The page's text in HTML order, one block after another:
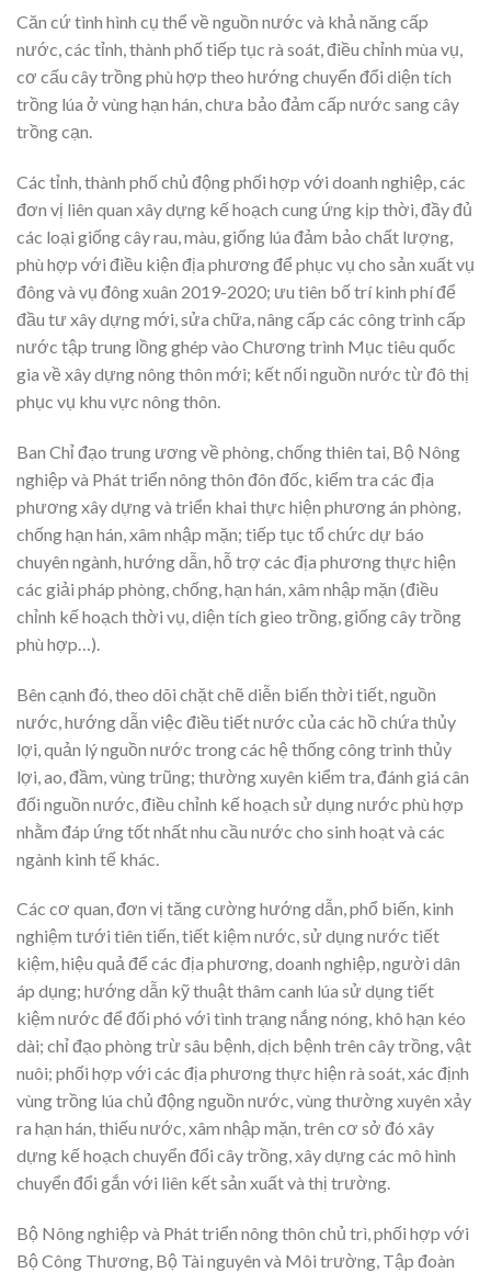
Căn cứ tình hình cụ thể về nguồn nước và khả năng cấp
nước, các tỉnh, thành phố tiếp tục rà soát, điều chỉnh mùa vụ,
cơ cấu cây trồng phù hợp theo hướng chuyển đổi diện tích
trồng lúa ở vùng hạn hán, chưa bảo đảm cấp nước sang cây
trồng cạn.
Các tỉnh, thành phố chủ động phối hợp với doanh nghiệp, các
đơn vị liên quan xây dựng kế hoạch cung ứng kịp thời, đầy đủ
các loại giống cây rau, màu, giống lúa đảm bảo chất lượng,
phù hợp với điều kiện địa phương để phục vụ cho sản xuất vụ
đông và vụ đông xuân 2019-2020; ưu tiên bố trí kinh phí để
đầu tư xây dựng mới, sửa chữa, nâng cấp các công trình cấp
nước tập trung lồng ghép vào Chương trình Mục tiêu quốc
gia về xây dựng nông thôn mới; kết nối nguồn nước từ đô thị
phục vụ khu vực nông thôn.
Ban Chỉ đạo trung ương về phòng, chống thiên tai, Bộ Nông
nghiệp và Phát triển nông thôn đôn đốc, kiểm tra các địa
phương xây dựng và triển khai thực hiện phương án phòng,
chống hạn hán, xâm nhập mặn; tiếp tục tổ chức dự báo
chuyên ngành, hướng dẫn, hỗ trợ các địa phương thực hiện
các giải pháp phòng, chống, hạn hán, xâm nhập mặn (điều
chỉnh kế hoạch thời vụ, diện tích gieo trồng, giống cây trồng
phù hợp…).
Bên cạnh đó, theo dõi chặt chẽ diễn biến thời tiết, nguồn
nước, hướng dẫn việc điều tiết nước của các hồ chứa thủy
lợi, quản lý nguồn nước trong các hệ thống công trình thủy
lợi, ao, đầm, vùng trũng; thường xuyên kiểm tra, đánh giá cân
đối nguồn nước, điều chỉnh kế hoạch sử dụng nước phù hợp
nhằm đáp ứng tốt nhất nhu cầu nước cho sinh hoạt và các
ngành kinh tế khác.
Các cơ quan, đơn vị tăng cường hướng dẫn, phổ biến, kinh
nghiệm tưới tiên tiến, tiết kiệm nước, sử dụng nước tiết
kiệm, hiệu quả để các địa phương, doanh nghiệp, người dân
áp dụng; hướng dẫn kỹ thuật thâm canh lúa sử dụng tiết
kiệm nước để đối phó với tình trạng nắng nóng, khô hạn kéo
dài; chỉ đạo phòng trừ sâu bệnh, dịch bệnh trên cây trồng, vật
nuôi; phối hợp với các địa phương thực hiện rà soát, xác định
vùng trồng lúa chủ động nguồn nước, vùng thường xuyên xảy
ra hạn hán, thiếu nước, xâm nhập mặn, trên cơ sở đó xây
dựng kế hoạch chuyển đổi cây trồng, xây dựng các mô hình
chuyển đổi gắn với liên kết sản xuất và thị trường.
Bộ Nông nghiệp và Phát triển nông thôn chủ trì, phối hợp với
Bộ Công Thương, Bộ Tài nguyên và Môi trường, Tập đoàn